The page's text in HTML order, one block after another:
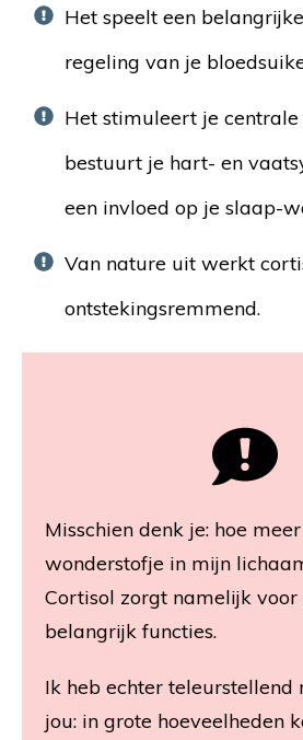
Het speelt een
regeling van je
Het stimuleert je centrale
bestuurt je hart- en
een invloed op je slaap-
Van nature uit werkt
ontstekingsremmend.
Misschien denk je: hoe
wonderstofje in mijn
Cortisol zorgt namelijk
belangrijk functies.
Ik heb echter teleurstellend
jou: in grote hoeveelheden